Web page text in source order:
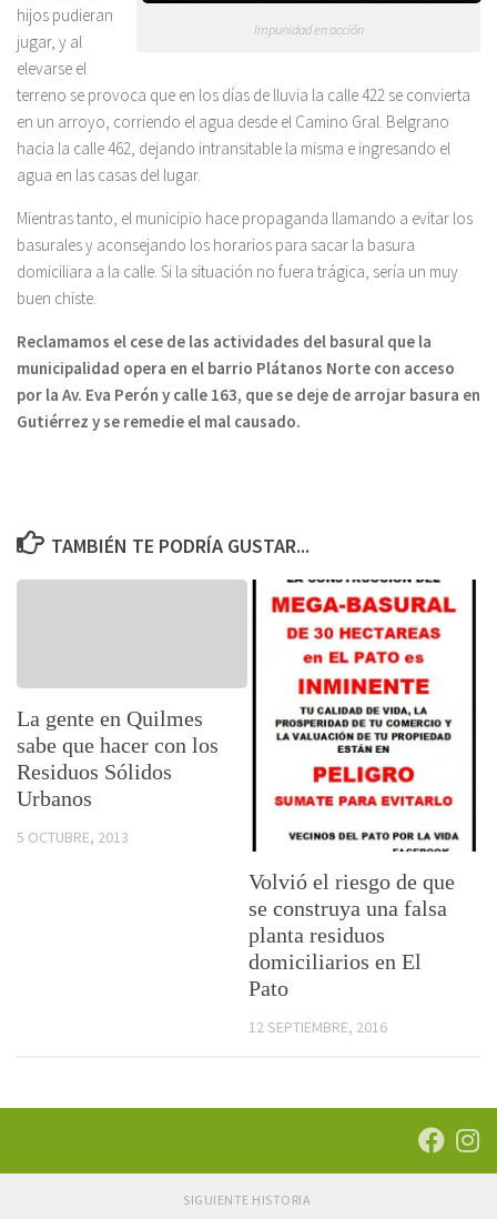
Impunidad en acción
hijos pudieran
jugar, y al
elevarse el
terreno se provoca que en los días de lluvia la calle 422 se convierta
en un arroyo, corriendo el agua desde el Camino Gral. Belgrano
hacia la calle 462, dejando intransitable la misma e ingresando el
agua en las casas del lugar.
Mientras tanto, el municipio hace propaganda llamando a evitar los
basurales y aconsejando los horarios para sacar la basura
domiciliara a la calle. Si la situación no fuera trágica, sería un muy
buen chiste.
Reclamamos el cese de las actividades del basural que la
municipalidad opera en el barrio Plátanos Norte con acceso
por la Av. Eva Perón y calle 163, que se deje de arrojar basura en
Gutiérrez y se remedie el mal causado.
TAMBIÉN TE PODRÍA GUSTAR...
La gente en Quilmes
sabe que hacer con los
Residuos Sólidos
Urbanos
5 OCTUBRE, 2013
Volvió el riesgo de que
se construya una falsa
planta residuos
domiciliarios en El
Pato
12 SEPTIEMBRE, 2016
SIGUIENTE HISTORIA